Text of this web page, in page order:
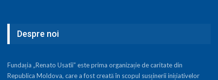
Despre noi
Fundația „Renato Usatîi” este prima organizație de caritate din
Republica Moldova, care a fost creată în scopul susținerii inițiativelor